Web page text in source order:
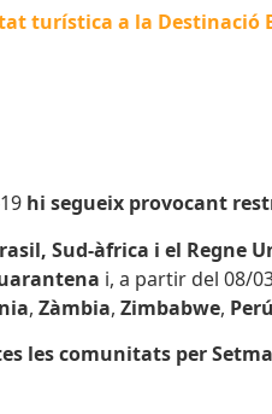
turística a la Destinació
hi segueix provocant
Sud-àfrica i el Regne
i, a partir del 08/
, Zàmbia, Zimbabwe, Perú
les comunitats per